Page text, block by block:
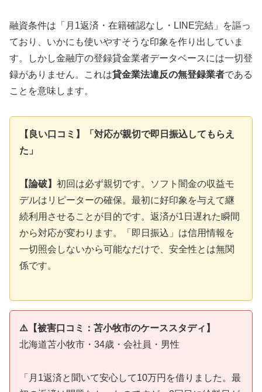
融資条件は「月1返済・在籍確認なし・LINE完結」を謳っ
ており、いかにも使いやすそうな印象を作り出していま
す。しかし金融庁の登録貸金業者データベースには一切登
録がありません。これは貸金業法違反の無登録業者である
ことを意味します。
【良い口コミ】「対応が親切で即日振込してもらえ
た」
【論破】 初回は必ず親切です。ソフト闇金の収益モ
デルはリピーターの確保。最初に好印象を与えて継
続利用させることが目的です。返済が1日遅れた瞬間
から対応が変わります。「即日振込」は信用情報を
一切照会しないから可能なだけで、安全性とは無関
係です。
⚠️【被害口コミ：苫小牧市のケーススタディ】
北海道苫小牧市・34歳・会社員・男性
「月1返済と聞いて安心して10万円を借りました。最